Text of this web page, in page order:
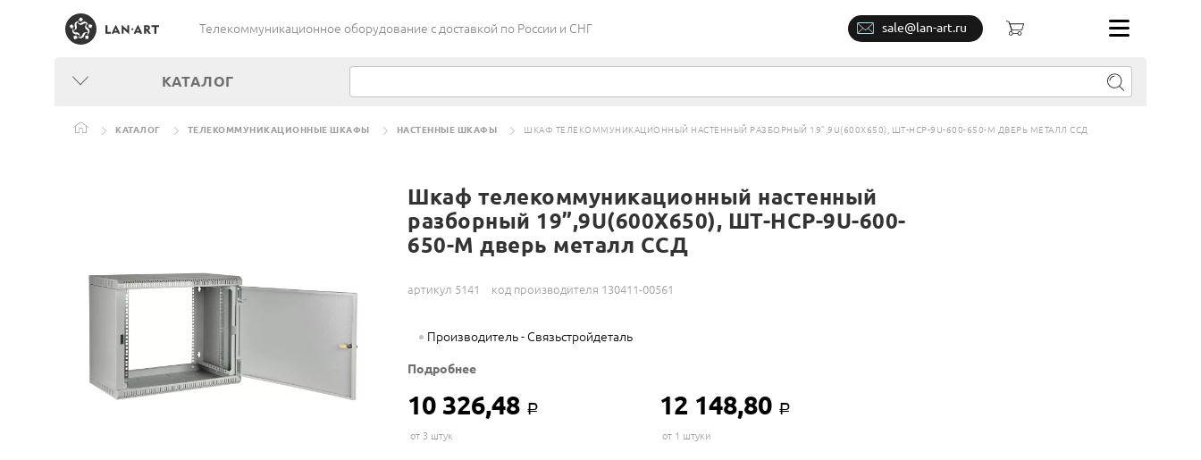
Телекоммуникационное оборудование c доставкой по России и СНГ sale@lan-art.ru
КАТАЛОГ
КАТАЛОГ ТЕЛЕКОММУНИКАЦИОННЫЕ ШКАФЫ НАСТЕННЫЕ ШКАФЫ ШКАФ ТЕЛЕКОММУНИКАЦИОННЫЙ НАСТЕННЫЙ РАЗБОРНЫЙ 19”,9U(600X650), ШТ-НСР-9U-600-650-М ДВЕРЬ МЕТАЛЛ ССД
Шкаф телекоммуникационный настенный
разборный 19”,9U(600X650), ШТ-НСР-9U-600-
650-М дверь металл ССД
артикул 5141 код производителя 130411-00561
Производитель - Связьстройдеталь
Подробнее
10 326,48 Р 12 148,80 Р
от 3 штук от 1 штуки